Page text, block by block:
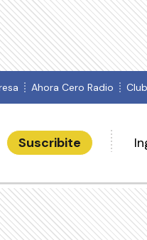
Ahora Cero Radio
Suscribite